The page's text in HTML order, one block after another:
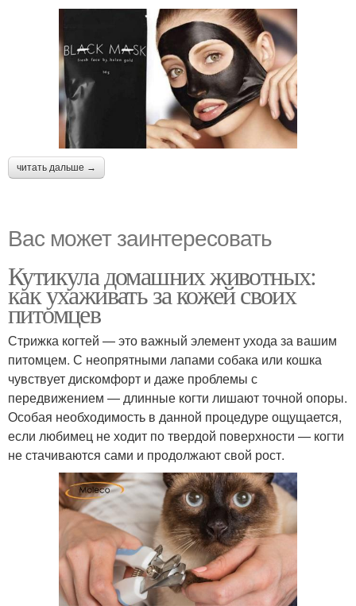
читать дальше →
Вас может заинтересовать
Кутикула домашних животных:
как ухаживать за кожей своих
питомцев
Стрижка когтей — это важный элемент ухода за вашим
питомцем. С неопрятными лапами собака или кошка
чувствует дискомфорт и даже проблемы с
передвижением — длинные когти лишают точной опоры.
Особая необходимость в данной процедуре ощущается,
если любимец не ходит по твердой поверхности — когти
не стачиваются сами и продолжают свой рост.